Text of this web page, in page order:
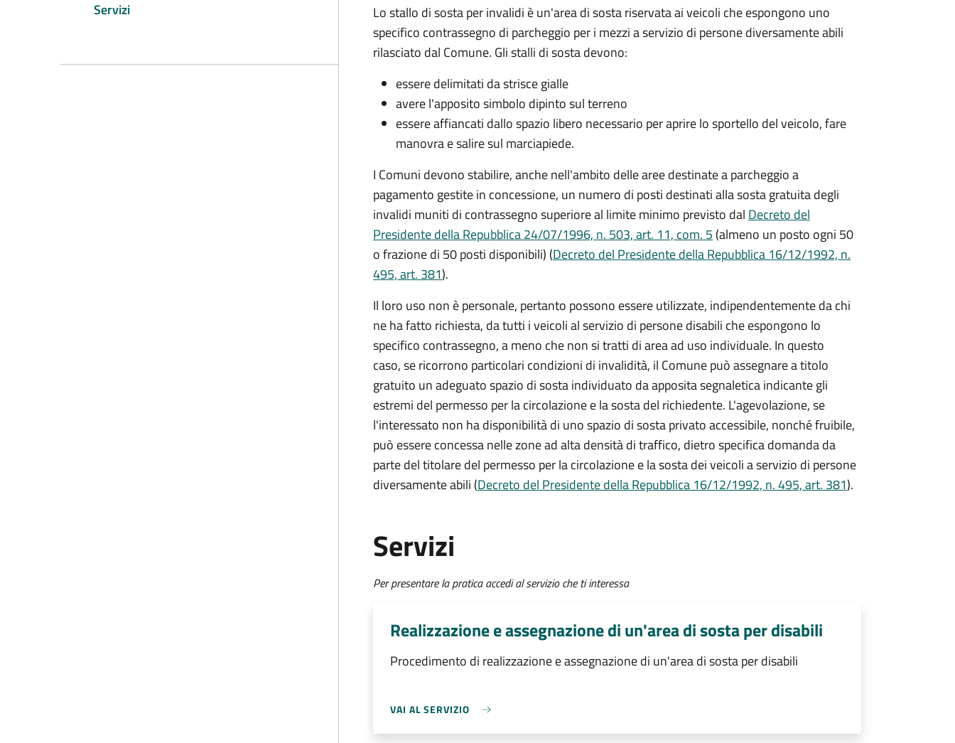
Servizi
Lo stallo di sosta per invalidi è un'area di sosta riservata ai veicoli che espongono uno
specifico contrassegno di parcheggio per i mezzi a servizio di persone diversamente abili
rilasciato dal Comune. Gli stalli di sosta devono:
essere delimitati da strisce gialle
avere l'apposito simbolo dipinto sul terreno
essere affiancati dallo spazio libero necessario per aprire lo sportello del veicolo, fare
manovra e salire sul marciapiede.
I Comuni devono stabilire, anche nell'ambito delle aree destinate a parcheggio a
pagamento gestite in concessione, un numero di posti destinati alla sosta gratuita degli
invalidi muniti di contrassegno superiore al limite minimo previsto dal Decreto del
Presidente della Repubblica 24/07/1996, n. 503, art. 11, com. 5 (almeno un posto ogni 50
o frazione di 50 posti disponibili) (Decreto del Presidente della Repubblica 16/12/1992, n.
495, art. 381).
Il loro uso non è personale, pertanto possono essere utilizzate, indipendentemente da chi
ne ha fatto richiesta, da tutti i veicoli al servizio di persone disabili che espongono lo
specifico contrassegno, a meno che non si tratti di area ad uso individuale. In questo
caso, se ricorrono particolari condizioni di invalidità, il Comune può assegnare a titolo
gratuito un adeguato spazio di sosta individuato da apposita segnaletica indicante gli
estremi del permesso per la circolazione e la sosta del richiedente. L'agevolazione, se
l'interessato non ha disponibilità di uno spazio di sosta privato accessibile, nonché fruibile,
può essere concessa nelle zone ad alta densità di traffico, dietro specifica domanda da
parte del titolare del permesso per la circolazione e la sosta dei veicoli a servizio di persone
diversamente abili (Decreto del Presidente della Repubblica 16/12/1992, n. 495, art. 381).
Servizi
Per presentare la pratica accedi al servizio che ti interessa
Realizzazione e assegnazione di un'area di sosta per disabili
Procedimento di realizzazione e assegnazione di un'area di sosta per disabili
VAI AL SERVIZIO